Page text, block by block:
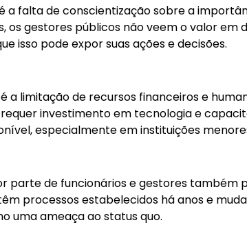
a falta de conscientização sobre a
os gestores públicos não veem o valor em
isso pode expor suas ações e decisões.
a limitação de recursos financeiros e
investimento em tecnologia e
especialmente em instituições
parte de funcionários e gestores também
processos estabelecidos há anos e
uma ameaça ao status quo.